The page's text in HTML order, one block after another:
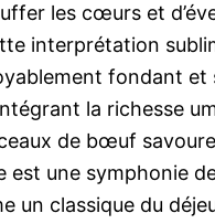
les cœurs et
interprétation
fondant et
la richesse
de bœuf
est une symphonie
un classique du